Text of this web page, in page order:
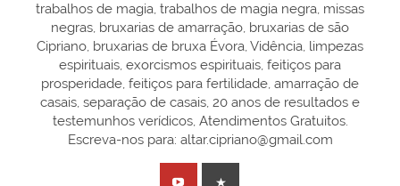
trabalhos de magia, trabalhos de magia negra, missas
negras, bruxarias de amarração, bruxarias de são
Cipriano, bruxarias de bruxa Évora, Vidência, limpezas
espirituais, exorcismos espirituais, feitiços para
prosperidade, feitiços para fertilidade, amarração de
casais, separação de casais, 20 anos de resultados e
testemunhos verídicos, Atendimentos Gratuitos.
Escreva-nos para: altar.cipriano@gmail.com